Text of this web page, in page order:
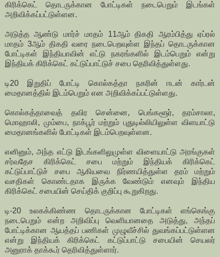
கிரிக்கெட் தொடருக்கான போட்டிகள் நடைபெறும் இடங்கள்
அறிவிக்கப்பட்டுள்ளன.
அடுத்த ஆண்டு மார்ச் மாதம் 11ஆம் திகதி ஆரம்பித்து ஏப்ரல்
மாதம் 3ஆம் திகதி வரை நடைபெறவுள்ள இந்தப் தொடருக்கான
போட்டிகள் இந்தியாவின் எட்டு நகரங்களில் இடம்பெறும் என்று
இந்தியக் கிரிக்கெட் கட்டுப்பாட்டுச் சபை தெரிவித்துள்ளது.
டி20 இறுதிப் போட்டி கொல்கத்தா நகரின் ஈடன் கார்டன்
மைதானத்தில் இடம்பெறும் என அறிவிக்கப்பட்டுள்ளது.
கொல்கத்தாவைத் தவிர சென்னை, பெங்களூர், தரம்சாலா,
மொஹாலி, மும்பை, நாக்பூர் மற்றும் புதுடில்லியிலுள்ள விளயாட்டு
மைதானங்களில் போட்டிகள் இடம்பெறவுள்ளன.
எனினும், அந்த எட்டு இடங்களிலுமுள்ள விளையாட்டு அரங்குகள்
சர்வதேச கிரிக்கெட் சபை மற்றும் இந்தியக் கிரிக்கெட்
கட்டுப்பாட்டுச் சபை ஆகியவை நிர்ணயித்துள்ள தரம் மற்றும்
வசதிகள் கொண்டதாக இருக்க வேண்டும் எனவும் இந்திய
கிரிக்கெட் சபையின் செய்திக் குறிப்பு கூறுகிறது.
டி-20 உலகக்கிண்ண தொடருக்கான போட்டிகள் எங்கெங்கு
நடைபெறும் என்ற அறிவிப்பு வெளியானதை அடுத்து, அந்தப்
போட்டிக்கான ஆயத்தப் பணிகள் முழுவீச்சில் துவங்கப்பட்டுள்ளன
என்று இந்தியக் கிரிக்கெட் கட்டுப்பாட்டு சபையின் செயலர்
அனுராக் தாக்கூர் தெரிவித்துள்ளார்.